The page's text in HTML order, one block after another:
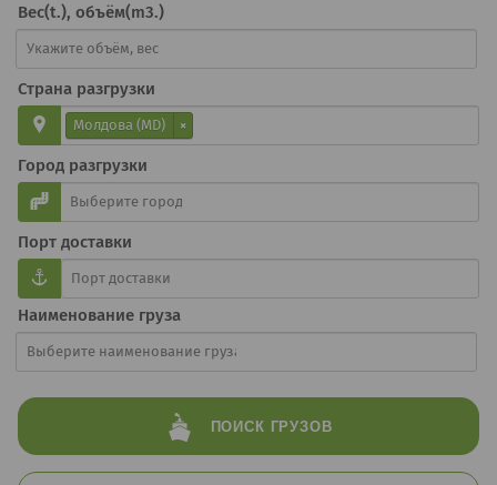
Вес(t.), объём(m3.)
Страна разгрузки
Молдова (MD) ×
Город разгрузки
Порт доставки
Наименование груза
ПОИСК ГРУЗОВ